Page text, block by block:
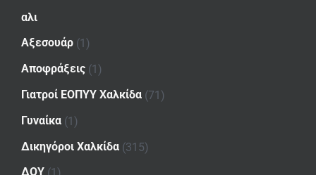
αλι
Αξεσουάρ (1)
Αποφράξεις (1)
Γιατροί ΕΟΠΥΥ Χαλκίδα (71)
Γυναίκα (1)
Δικηγόροι Χαλκίδα (315)
ΔΟΥ